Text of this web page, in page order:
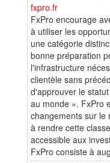
fxpro.fr
FxPro encourage
à utiliser les
une catégorie
bonne préparation
l'infrastructure
clientèle sans
d'approuver le
au monde ». FxPro
changements sur le
à rendre cette
accessible aux
FxPro consiste à